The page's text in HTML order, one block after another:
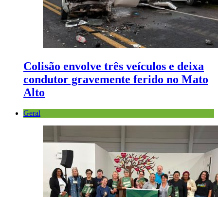
Colisão envolve três veículos e deixa
condutor gravemente ferido no Mato
Alto
Geral